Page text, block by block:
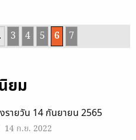
3 4 5 6 7
ยม
รายวัน 14 กันยายน 2565
14 ก.ย. 2022